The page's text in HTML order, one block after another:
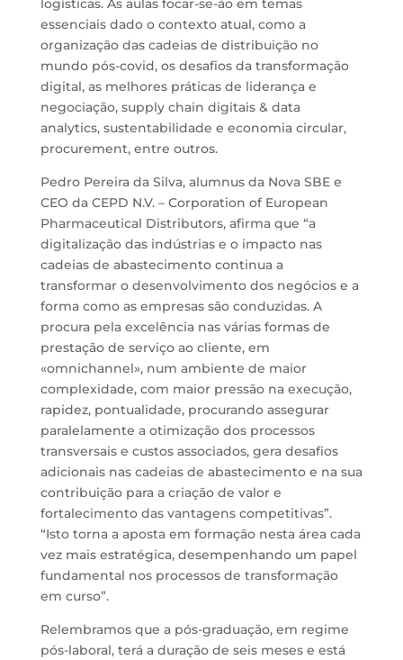
logísticas. As aulas focar-se-ão em temas
essenciais dado o contexto atual, como a
organização das cadeias de distribuição no
mundo pós-covid, os desafios da transformação
digital, as melhores práticas de liderança e
negociação, supply chain digitais & data
analytics, sustentabilidade e economia circular,
procurement, entre outros.
Pedro Pereira da Silva, alumnus da Nova SBE e
CEO da CEPD N.V. – Corporation of European
Pharmaceutical Distributors, afirma que “a
digitalização das indústrias e o impacto nas
cadeias de abastecimento continua a
transformar o desenvolvimento dos negócios e a
forma como as empresas são conduzidas. A
procura pela excelência nas várias formas de
prestação de serviço ao cliente, em
«omnichannel», num ambiente de maior
complexidade, com maior pressão na execução,
rapidez, pontualidade, procurando assegurar
paralelamente a otimização dos processos
transversais e custos associados, gera desafios
adicionais nas cadeias de abastecimento e na sua
contribuição para a criação de valor e
fortalecimento das vantagens competitivas”.
“Isto torna a aposta em formação nesta área cada
vez mais estratégica, desempenhando um papel
fundamental nos processos de transformação
em curso”.
Relembramos que a pós-graduação, em regime
pós-laboral, terá a duração de seis meses e está